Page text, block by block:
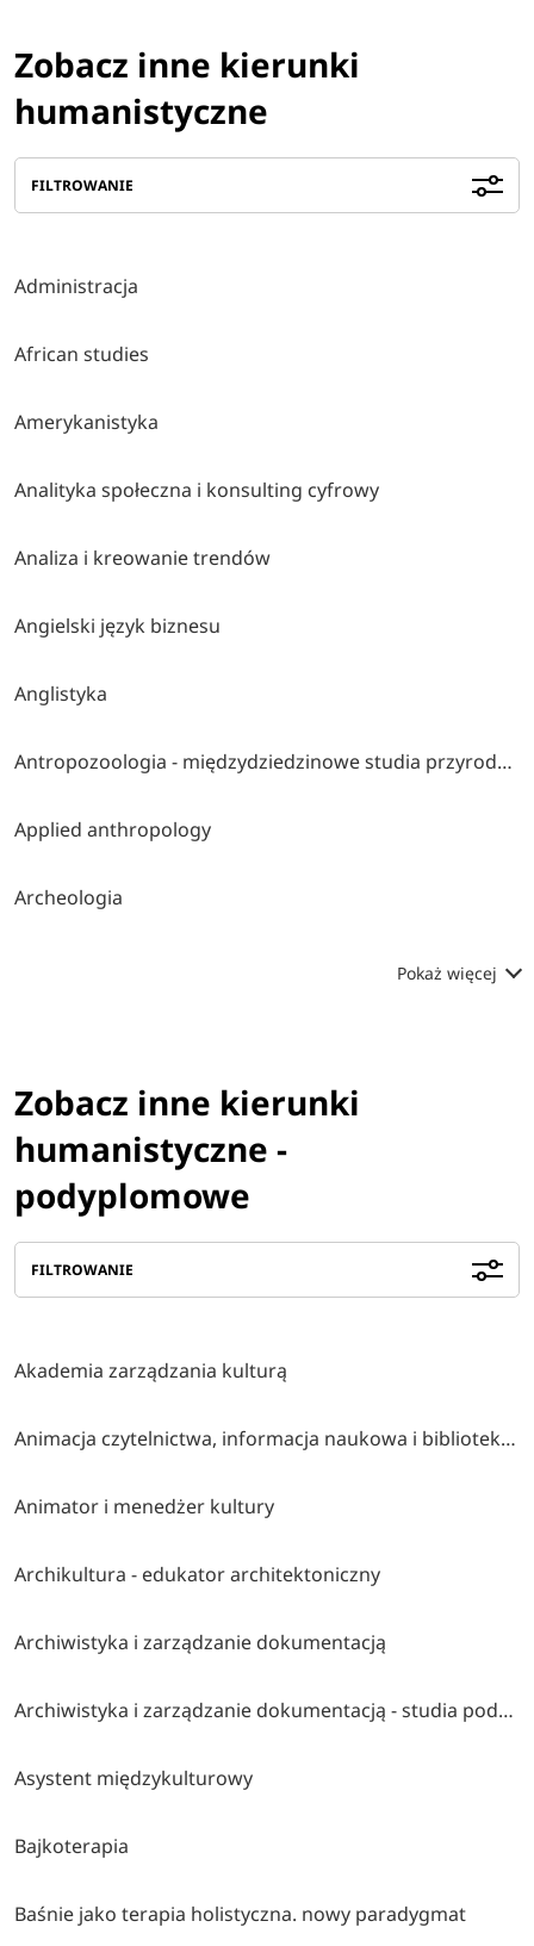
Zobacz inne kierunki
humanistyczne
FILTROWANIE
Administracja
African studies
Amerykanistyka
Analityka społeczna i konsulting cyfrowy
Analiza i kreowanie trendów
Angielski język biznesu
Anglistyka
Antropozoologia - międzydziedzinowe studia przyrodniczo-społeczno-humanistyczne
Applied anthropology
Archeologia
Pokaż więcej
Zobacz inne kierunki
humanistyczne -
podyplomowe
FILTROWANIE
Akademia zarządzania kulturą
Animacja czytelnictwa, informacja naukowa i bibliotekarstwo
Animator i menedżer kultury
Archikultura - edukator architektoniczny
Archiwistyka i zarządzanie dokumentacją
Archiwistyka i zarządzanie dokumentacją - studia podpylomowe
Asystent międzykulturowy
Bajkoterapia
Baśnie jako terapia holistyczna. nowy paradygmat